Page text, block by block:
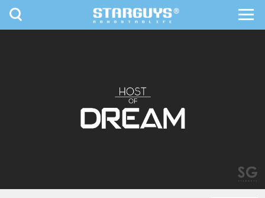
toggle
navigation